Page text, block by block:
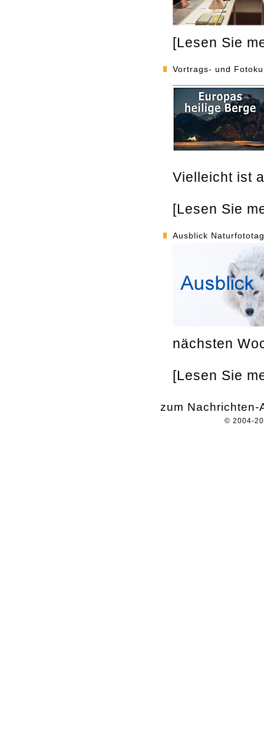
[Lesen Sie
Vortrags- und
Vielleicht ist
[Lesen Sie
Ausblick
nächsten
[Lesen Sie
zum Nachrichten-
© 2004-